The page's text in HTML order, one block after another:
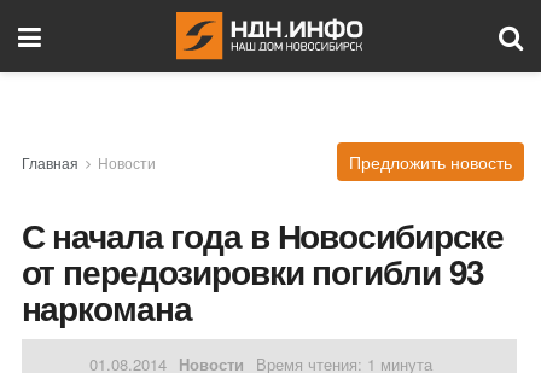
Главная Новости Предложить новость
С начала года в Новосибирске
от передозировки погибли 93
наркомана
01.08.2014 Новости Время чтения: 1 минута